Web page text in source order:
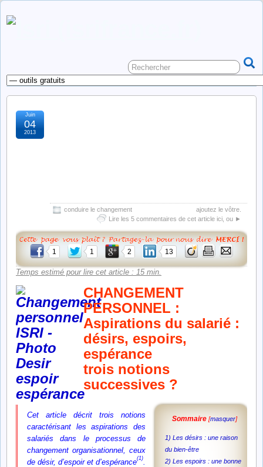
conduire le changement
ajoutez le vôtre.
Lire les 5 commentaires de cet article ici, ou ►
Juin
04
2013
1 1 2 13
Temps estimé pour lire cet article : 15 min.
CHANGEMENT
PERSONNEL :
Aspirations du salarié :
désirs, espoirs,
espérance
trois notions
successives ?
Cet article décrit trois notions
caractérisant les aspirations des
salariés dans le processus de
changement organisationnel, ceux
de désir, d’espoir et d’espérance(1).
Sommaire [masquer]
1) Les désirs : une raison
du bien-être
2) Les espoirs : une bonne